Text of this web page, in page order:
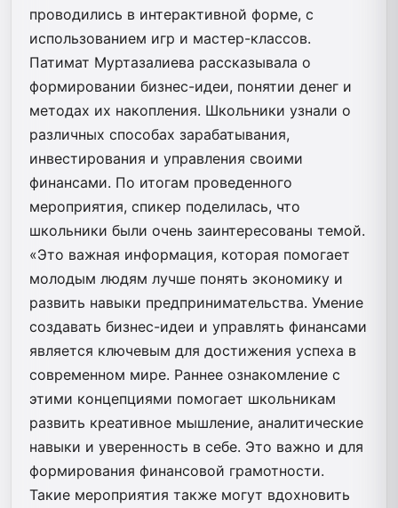
проводились в интерактивной форме, с
использованием игр и мастер-классов.
Патимат Муртазалиева рассказывала о
формировании бизнес-идеи, понятии денег и
методах их накопления. Школьники узнали о
различных способах зарабатывания,
инвестирования и управления своими
финансами. По итогам проведенного
мероприятия, спикер поделилась, что
школьники были очень заинтересованы темой.
«Это важная информация, которая помогает
молодым людям лучше понять экономику и
развить навыки предпринимательства. Умение
создавать бизнес-идеи и управлять финансами
является ключевым для достижения успеха в
современном мире. Раннее ознакомление с
этими концепциями помогает школьникам
развить креативное мышление, аналитические
навыки и уверенность в себе. Это важно и для
формирования финансовой грамотности.
Такие мероприятия также могут вдохновить